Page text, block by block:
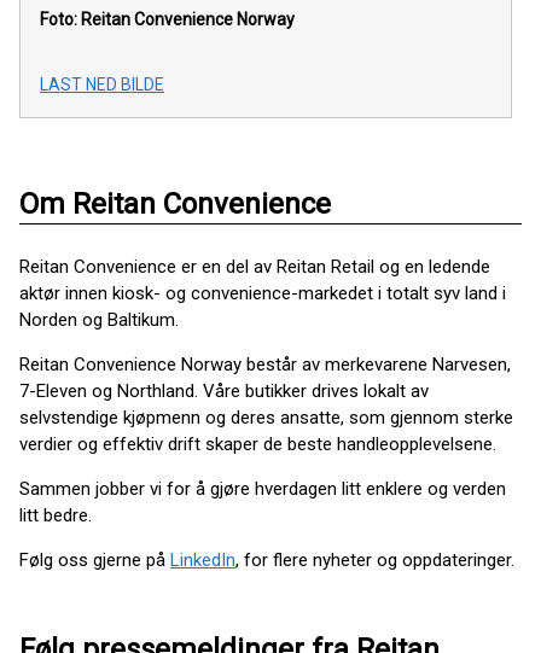
Foto: Reitan Convenience Norway
LAST NED BILDE
Om Reitan Convenience
Reitan Convenience er en del av Reitan Retail og en ledende
aktør innen kiosk- og convenience-markedet i totalt syv land i
Norden og Baltikum.
Reitan Convenience Norway består av merkevarene Narvesen,
7-Eleven og Northland. Våre butikker drives lokalt av
selvstendige kjøpmenn og deres ansatte, som gjennom sterke
verdier og effektiv drift skaper de beste handleopplevelsene.
Sammen jobber vi for å gjøre hverdagen litt enklere og verden
litt bedre.
Følg oss gjerne på LinkedIn, for flere nyheter og oppdateringer.